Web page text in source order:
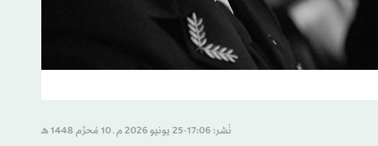
نُشر: 17:06-25 يونيو 2026 م ـ 10 مُحرَّم 1448 هـ